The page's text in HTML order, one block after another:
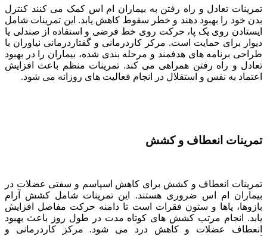
تمرینات تعادل و راه رفتن به بیماران ام اس کمک می کنند کنترل
بدن خود را بهبود دهند و خطر سقوط کاهش یابد. این تمرینات شامل
ایستادن روی یک پا، حرکت روی خط فرضی و استفاده از صندلی یا
دیوار برای حمایت است. مرکز کاردرمانی و گفتاردرمانی نیاوران با
طراحی برنامه های هدفمند و مرحله بندی شده، بیماران را در بهبود
تعادل و راه رفتن همراهی می کند. تمرینات منظم باعث افزایش
اعتماد به نفس و استقلال در انجام فعالیت های روزانه می شود.
تمرینات انعطاف و کشش
تمرینات انعطاف و کشش برای کاهش اسپاسم و سفتی عضلات در
بیماران ام اس ضروری هستند. این تمرینات شامل کشش آرام
بازوها، پاها و ستون فقرات است تا دامنه حرکت مفاصل افزایش
یابد. انجام مرتب کشش های کوتاه مدت در طول روز باعث بهبود
انعطاف عضلات و کاهش درد می شود. مرکز کاردرمانی و